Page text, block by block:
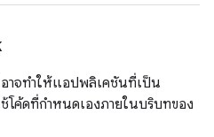
าจทำให้แอปพลิเคชันที่เป็น
ช้โค้ดที่กำหนดเองภายในบริบทของ